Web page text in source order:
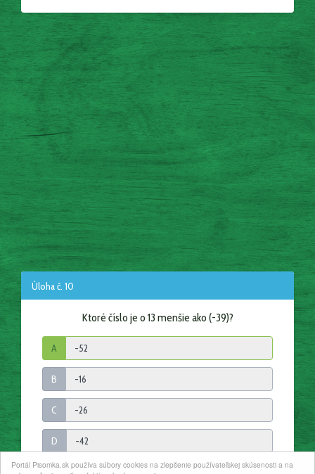
Portál Pisomka.sk používa súbory cookies na zlepšenie používateľskej skúsenosti a na
Úloha č. 10
Ktoré číslo je o 13 menšie ako (-39)?
A
B
C
D